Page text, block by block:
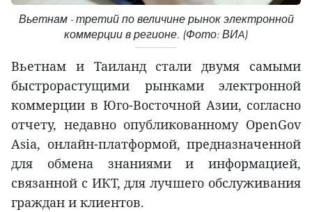
Вьетнам - третий по величине рынок электронной
коммерции в регионе. (Фото: ВИA)
Вьетнам и Таиланд стали двумя самыми
быстрорастущими рынками электронной
коммерции в Юго-Восточной Азии, согласно
отчету, недавно опубликованному OpenGov
Asia, онлайн-платформой, предназначенной
для обмена знаниями и информацией,
связанной с ИКТ, для лучшего обслуживания
граждан и клиентов.